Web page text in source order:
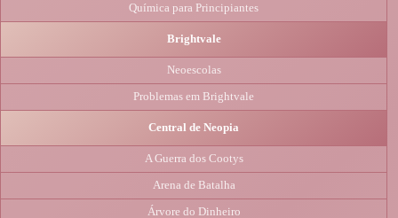
Química para Principiantes
Brightvale
Neoescolas
Problemas em Brightvale
Central de Neopia
A Guerra dos Cootys
Arena de Batalha
Árvore do Dinheiro